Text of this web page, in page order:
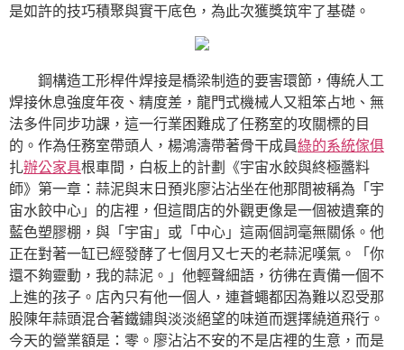
是如許的技巧積聚與實干底色，為此次獲獎筑牢了基礎。
鋼構造工形桿件焊接是橋梁制造的要害環節，傳統人工
焊接休息強度年夜、精度差，龍門式機械人又粗笨占地、無
法多件同步功課，這一行業困難成了任務室的攻關標的目
的。作為任務室帶頭人，楊鴻濤帶著骨干成員綠的系統傢俱
扎辦公家具根車間，白板上的計劃《宇宙水餃與終極醬料
師》第一章：蒜泥與末日預兆廖沾沾坐在他那間被稱為「宇
宙水餃中心」的店裡，但這間店的外觀更像是一個被遺棄的
藍色塑膠棚，與「宇宙」或「中心」這兩個詞毫無關係。他
正在對著一缸已經發酵了七個月又七天的老蒜泥嘆氣。「你
還不夠靈動，我的蒜泥。」他輕聲細語，彷彿在責備一個不
上進的孩子。店內只有他一個人，連蒼蠅都因為難以忍受那
股陳年蒜頭混合著鐵鏽與淡淡絕望的味道而選擇繞道飛行。
今天的營業額是：零。廖沾沾不安的不是店裡的生意，而是